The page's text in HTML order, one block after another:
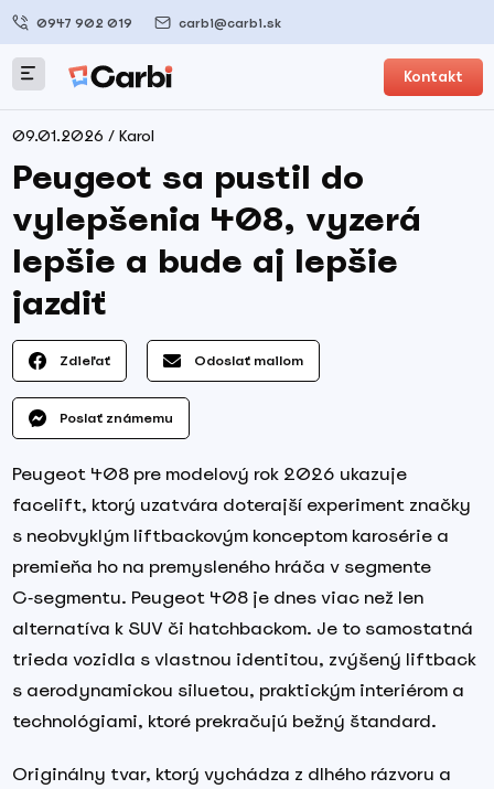
0947 902 019 carbi@carbi.sk
Kontakt
09.01.2026 / Karol
Peugeot sa pustil do
vylepšenia 408, vyzerá
lepšie a bude aj lepšie
jazdiť
Zdieľať Odoslať mailom
Poslať známemu
Peugeot 408 pre modelový rok 2026 ukazuje
facelift, ktorý uzatvára doterajší experiment značky
s neobvyklým liftbackovým konceptom karosérie a
premieňa ho na premysleného hráča v segmente
C‑segmentu. Peugeot 408 je dnes viac než len
alternatíva k SUV či hatchbackom. Je to samostatná
trieda vozidla s vlastnou identitou, zvýšený liftback
s aerodynamickou siluetou, praktickým interiérom a
technológiami, ktoré prekračujú bežný štandard.
Originálny tvar, ktorý vychádza z dlhého rázvoru a